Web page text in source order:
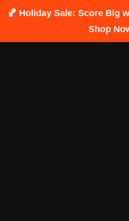
🏀 Holiday Sale: Score Big
Shop